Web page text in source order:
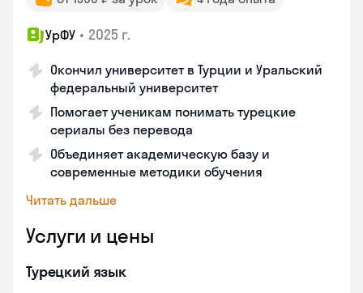
УрФУ • 2025 г.
Окончил университет в Турции и Уральский
федеральный университет
Помогает ученикам понимать турецкие
сериалы без перевода
Объединяет академическую базу и
современные методики обучения
Читать дальше
Услуги и цены
Турецкий язык